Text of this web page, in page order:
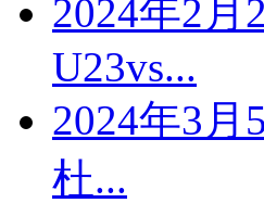
2024年2
U23vs...
2024年3月
杜...